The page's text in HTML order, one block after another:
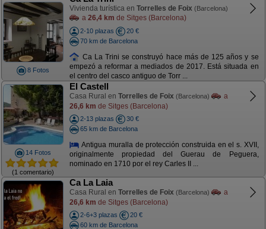
8 Fotos
Vivienda turística en Torrelles de Foix (Barcelona)
a 26,4 km de Sitges (Barcelona)
2-10 plazas
20 €
70 km de Barcelona
Ca La Trini se construyó hace más de 125 años y se
empezó a reformar a mediados de 2017. Está situada en
el centro del casco antiguo de Torr ...
14 Fotos
(1 comentario)
El Castell
Casa Rural en Torrelles de Foix (Barcelona)
a
26,6 km de Sitges (Barcelona)
2-13 plazas
30 €
65 km de Barcelona
Antigua muralla de protección construida en el s. XVII,
originalmente propiedad del Guerau de Peguera,
nominado en 1710 por el rey Carles II ...
Ca La Laia
Casa Rural en Torrelles de Foix (Barcelona)
a
26,6 km de Sitges (Barcelona)
2-6+3 plazas
20 €
60 km de Barcelona